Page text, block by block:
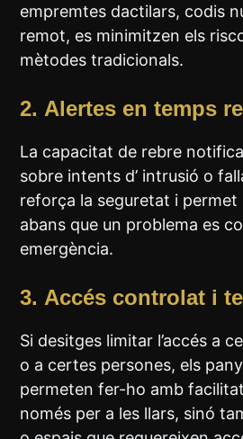
empremtes dactilars, codis
remot, es minimitzen els
mètodes tradicionals.
2. Alertes en temps
La capacitat de rebre
sobre intents d’ intrusió o
reforça la seguretat i permet
abans que un problema es
emergència.
3. Accés controlat i
Si desitges limitar l’accés a
o a certes persones, els
permeten fer-ho amb
només per a les llars, sinó